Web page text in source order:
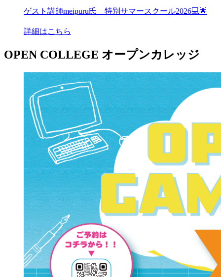
ゲスト講師meipuru氏 特別サマースクール2026💻🌟
詳細はこちら
OPEN COLLEGE オープンカレッジ